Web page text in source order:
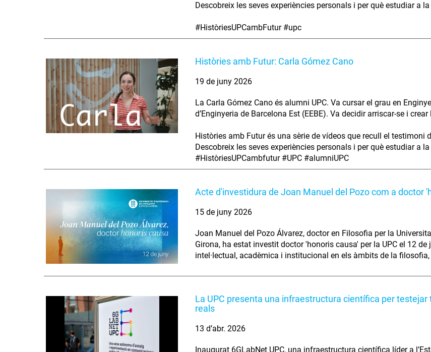
Descobreix les seves experiències personals i per què estudiar a
#HistòriesUPCambFutur #upc
Històries amb Futur: Carla Gómez Cano
19 de juny 2026
La Carla Gómez Cano és alumni UPC. Va cursar el grau en
d’Enginyeria de Barcelona Est (EEBE). Va decidir arriscar-se i
Històries amb Futur és una sèrie de vídeos que recull el testimoni
Descobreix les seves experiències personals i per què estudiar a
#HistòriesUPCambfutur #UPC #alumniUPC
Acte d'investidura de Joan Manuel del Pozo com a doctor
15 de juny 2026
Joan Manuel del Pozo Álvarez, doctor en Filosofia per la
Girona, ha estat investit doctor 'honoris causa' per la UPC el 12
intel·lectual, acadèmica i institucional en els àmbits de la
La UPC presenta una infraestructura científica per testejar
reals
13 d’abr. 2026
Inaugurat 6GLabNet UPC, una infraestructura científica líder a